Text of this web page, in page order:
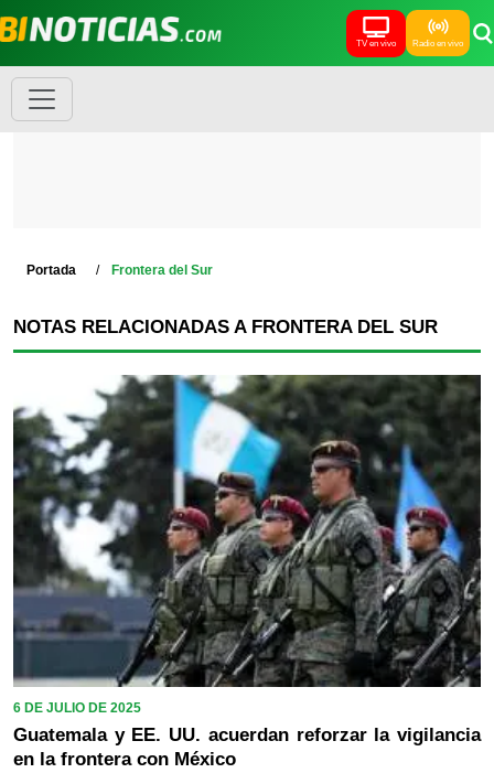
TV en vivo Radio en vivo
Portada Frontera del Sur
NOTAS RELACIONADAS A FRONTERA DEL SUR
6 DE JULIO DE 2025
Guatemala y EE. UU. acuerdan reforzar la vigilancia
en la frontera con México